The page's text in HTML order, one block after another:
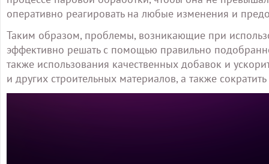
оперативно реагировать на любые изменения и
Таким образом, проблемы, возникающие при
эффективно решать с помощью правильно
также использования качественных добавок и
и других строительных материалов, а также